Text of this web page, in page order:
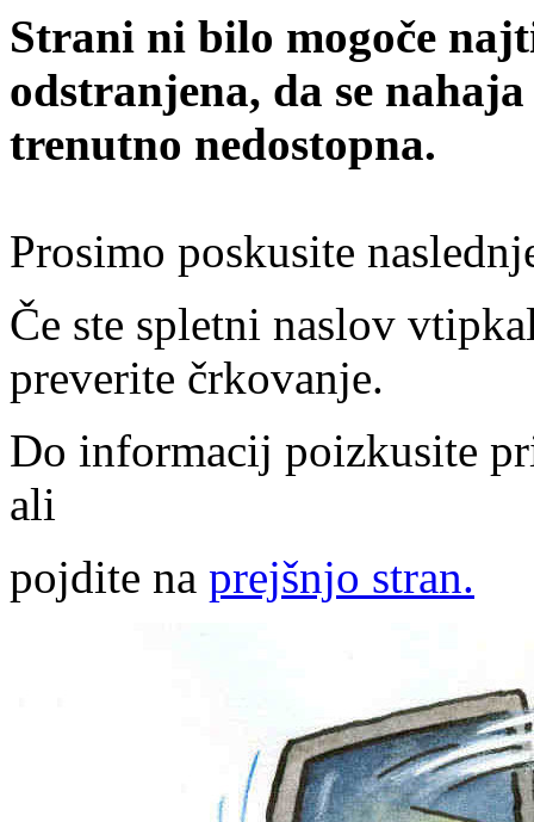
Strani ni bilo mogoče
odstranjena, da se
trenutno nedostopna.
Prosimo poskusite
Če ste spletni naslov
preverite črkovanje.
Do informacij poizkusite
ali
pojdite na prejšnjo stran.